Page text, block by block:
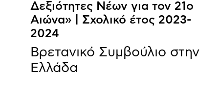
Δεξιότητες Νέων για τον 21ο
Αιώνα» | Σχολικό έτος 2023-
2024
Βρετανικό Συμβούλιο στην
Ελλάδα